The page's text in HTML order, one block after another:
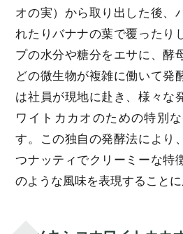
オの実）から取り出した後、
れたりバナナの葉で覆ったり
プの水分や糖分をエサに、酵
どの微生物が複雑に働いて発
は社員が現地に赴き、様々な
ワイトカカオのための特別
す。この独自の発酵法により
つナッティでクリーミーな特
のような風味を表現することに